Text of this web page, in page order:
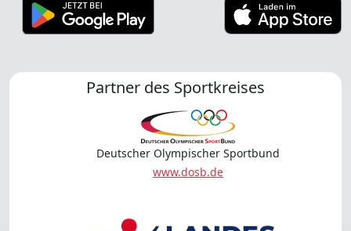
Partner des Sportkreises
Deutscher Olympischer Sportbund
www.dosb.de